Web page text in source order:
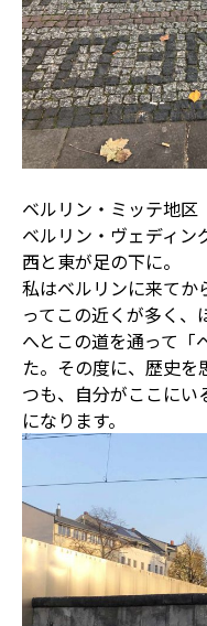
ベルリン・ミッテ地区
ベルリン・ヴェディン
西と東が足の下に。
私はベルリンに来てか
ってこの近くが多く
へとこの道を通って「
た。その度に、歴史
つも、自分がここに
になります。